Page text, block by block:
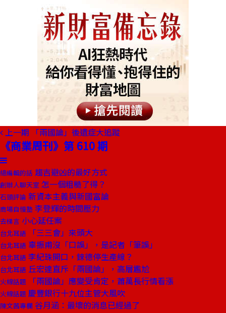
上一期 「兩國論」後遺症大追蹤
《商業周刊》第 610 期
總編輯的話 趨吉避凶的最好方式
創辦人聊天室 怎一個粗糙了得？
石頭評論 新資本主義與新國富論
商場自慢塾 李登輝的時間壓力
去梯言 小心延任案
台北耳語 「三三會」來頭大
台北耳語 辜振甫沒「口誤」，是記者「筆誤」
台北耳語 李紀珠開口，錸德停生產線？
台北耳語 丘宏達直斥「兩國論」，高層尷尬
火線話題 「兩國論」應變受肯定，蕭萬長行情看漲
火線話題 慶豐銀行十九位主管大風吹
陳文茜專欄 谷月涵：最壞的消息已經過了